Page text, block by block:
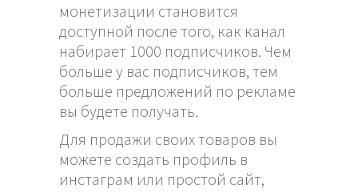
монетизации становится
доступной после того, как канал
набирает 1000 подписчиков. Чем
больше у вас подписчиков, тем
больше предложений по рекламе
вы будете получать.
Для продажи своих товаров вы
можете создать профиль в
инстаграм или простой сайт,